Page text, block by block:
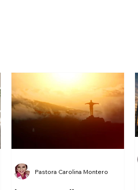
Pastora Carolina Montero